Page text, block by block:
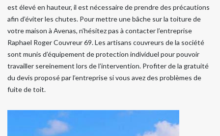
est élevé en hauteur, il est nécessaire de prendre des précautions
afin d’éviter les chutes. Pour mettre une bâche sur la toiture de
votre maison à Avenas, n’hésitez pas à contacter l’entreprise
Raphael Roger Couvreur 69. Les artisans couvreurs de la société
sont munis d’équipement de protection individuel pour pouvoir
travailler sereinement lors de l’intervention. Profiter de la gratuité
du devis proposé par l’entreprise si vous avez des problèmes de
fuite de toit.